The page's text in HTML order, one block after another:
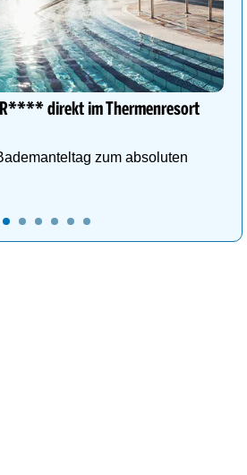
direkt im Thermenresort
zum absoluten